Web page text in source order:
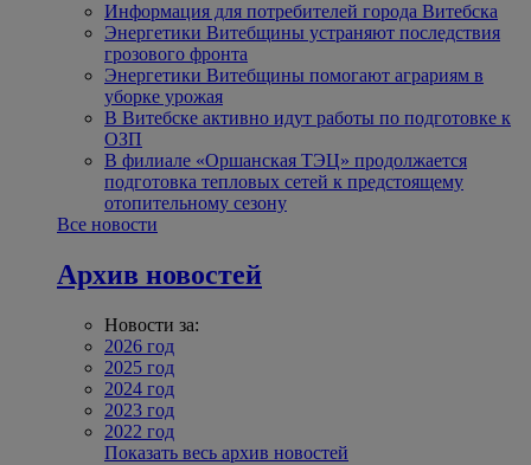
Информация для потребителей города Витебска
Энергетики Витебщины устраняют последствия
грозового фронта
Энергетики Витебщины помогают аграриям в
уборке урожая
В Витебске активно идут работы по подготовке к
ОЗП
В филиале «Оршанская ТЭЦ» продолжается
подготовка тепловых сетей к предстоящему
отопительному сезону
Все новости
Архив новостей
Новости за:
2026 год
2025 год
2024 год
2023 год
2022 год
Показать весь архив новостей